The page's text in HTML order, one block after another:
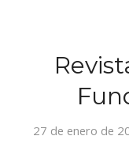
27 de enero de